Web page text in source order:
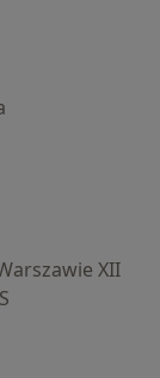
główna
XII